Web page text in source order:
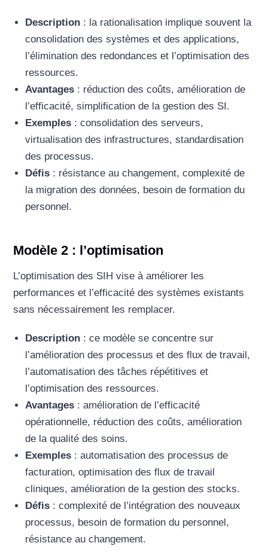
Description : la rationalisation implique souvent la
consolidation des systèmes et des applications,
l’élimination des redondances et l’optimisation des
ressources.
Avantages : réduction des coûts, amélioration de
l’efficacité, simplification de la gestion des SI.
Exemples : consolidation des serveurs,
virtualisation des infrastructures, standardisation
des processus.
Défis : résistance au changement, complexité de
la migration des données, besoin de formation du
personnel.
Modèle 2 : l’optimisation
L’optimisation des SIH vise à améliorer les
performances et l’efficacité des systèmes existants
sans nécessairement les remplacer.
Description : ce modèle se concentre sur
l’amélioration des processus et des flux de travail,
l’automatisation des tâches répétitives et
l’optimisation des ressources.
Avantages : amélioration de l’efficacité
opérationnelle, réduction des coûts, amélioration
de la qualité des soins.
Exemples : automatisation des processus de
facturation, optimisation des flux de travail
cliniques, amélioration de la gestion des stocks.
Défis : complexité de l’intégration des nouveaux
processus, besoin de formation du personnel,
résistance au changement.